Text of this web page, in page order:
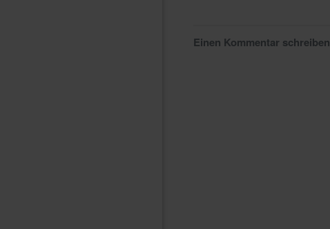
Einen Kommentar